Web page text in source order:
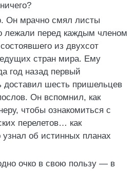
Он мрачно смял листы
лежали перед каждым членом
из двухсот
стран мира. Ему
год назад первый
доставил шесть пришельцев
Он вспомнил, как
чтобы ознакомиться с
перелетов… как
об истинных планах
очко в свою пользу — в